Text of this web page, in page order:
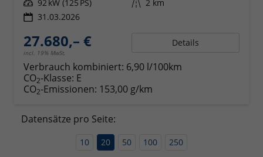
Leistung 92 kW (125 PS) Kilometerstand 2 km
31.03.2026
27.680,– €
incl. 19% MwSt.
Details
Verbrauch kombiniert: 6,90 l/100km
CO2-Klasse: E
CO2-Emissionen: 153,00 g/km
Datensätze pro Seite:
10 20 50 100 250